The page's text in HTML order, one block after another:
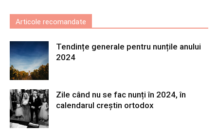
Articole recomandate
Tendințe generale pentru nunțile anului
2024
Zile când nu se fac nunți în 2024, în
calendarul creștin ortodox